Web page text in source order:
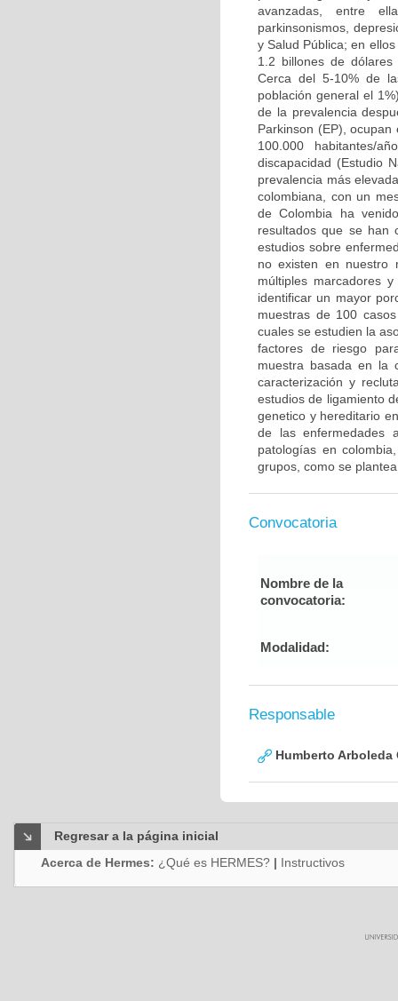
avanzadas, entre
parkinsonismos,
y Salud Pública; en
1.2 billones de
Cerca del 5-10% de
población general el
de la prevalencia
Parkinson (EP),
100.000 habitantes/
discapacidad (Estudio
prevalencia más
colombiana, con un
de Colombia ha
resultados que se han
estudios sobre
no existen en nuestro
múltiples marcadores
identificar un mayor
muestras de 100
cuales se estudien la
factores de riesgo
muestra basada en la
caracterización y
estudios de ligamiento
genetico y hereditario
de las enfermedades
patologías en
grupos, como se
Convocatoria
Nombre de la
convocatoria:
Modalidad:
Responsable
Humberto Arboleda
Regresar a la página inicial
Acerca de Hermes: ¿Qué es HERMES? | Instructivos